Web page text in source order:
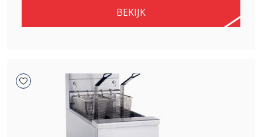
€ 1.704,25.
BEKIJK